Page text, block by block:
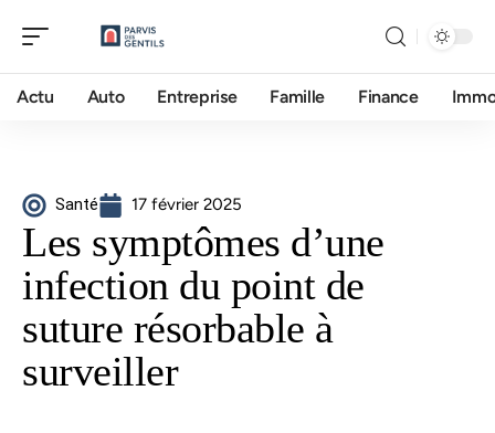
Actu Auto Entreprise Famille Finance
Santé 17 février 2025
Les symptômes d’une
infection du point de
suture résorbable à
surveiller